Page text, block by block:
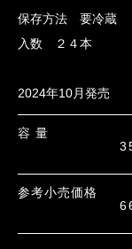
保存方法 要冷蔵
入数 ２４本
2024年10月発売
容 量
参考小売価格